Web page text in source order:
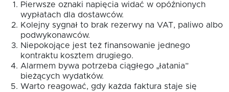
Pierwsze oznaki napięcia widać w opóźnionych
wypłatach dla dostawców.
Kolejny sygnał to brak rezerwy na VAT, paliwo albo
podwykonawców.
Niepokojące jest też finansowanie jednego
kontraktu kosztem drugiego.
Alarmem bywa potrzeba ciągłego „łatania”
bieżących wydatków.
Warto reagować, gdy każda faktura staje się